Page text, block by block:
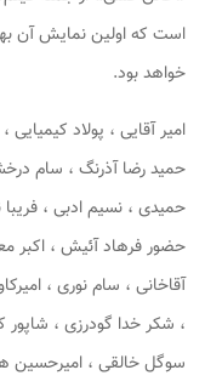
است که اولین نمایش آن
خواهد بود.
امیر آقایی ، پولاد کیمیایی
حمید رضا آذرنگ ، سام
حمیدی ، نسیم ادبی ،
حضور فرهاد آئیش ، اکبر
آقاخانی ، سام نوری ،
، شکر خدا گودرزی ، شاپور